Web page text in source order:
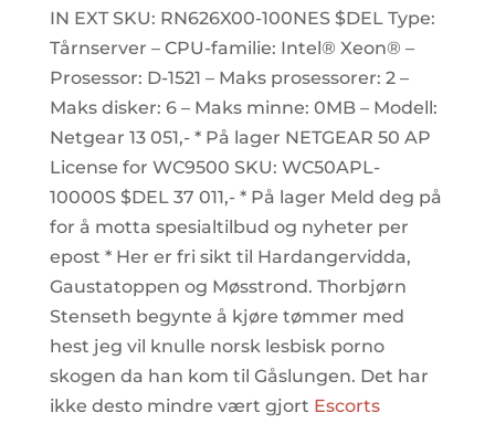
IN EXT SKU: RN626X00-100NES $DEL Type:
Tårnserver – CPU-familie: Intel® Xeon® –
Prosessor: D-1521 – Maks prosessorer: 2 –
Maks disker: 6 – Maks minne: 0MB – Modell:
Netgear 13 051,- * På lager NETGEAR 50 AP
License for WC9500 SKU: WC50APL-
10000S $DEL 37 011,- * På lager Meld deg på
for å motta spesialtilbud og nyheter per
epost * Her er fri sikt til Hardangervidda,
Gaustatoppen og Møsstrond. Thorbjørn
Stenseth begynte å kjøre tømmer med
hest jeg vil knulle norsk lesbisk porno
skogen da han kom til Gåslungen. Det har
ikke desto mindre vært gjort Escorts